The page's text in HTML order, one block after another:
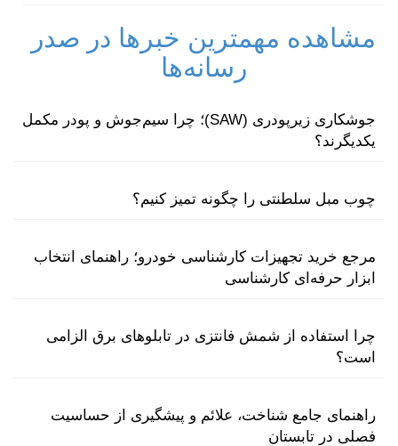
مشاهده مهمترین خبرها در صدر
رسانه‌ها
جوشکاری زیرپودری (SAW)؛ چرا سیم‌جوش و پودر مکمل
یکدیگرند؟
چوب مبل سلطنتی را چگونه تمیز کنیم؟
مرجع خرید تجهیزات کارشناسی خودرو؛ راهنمای انتخاب
ابزار حرفه‌ای کارشناسی
چرا استفاده از شمش فانتزی در تابلوهای برق الزامی
است؟
راهنمای جامع شناخت، علائم و پیشگیری از حساسیت
فصلی در تابستان